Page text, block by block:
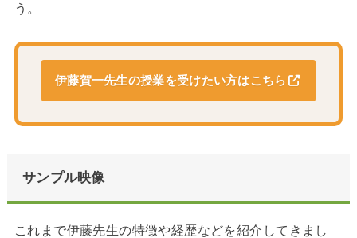
う。
伊藤賀一先生の授業を受けたい方はこちら
サンプル映像
これまで伊藤先生の特徴や経歴などを紹介してきまし